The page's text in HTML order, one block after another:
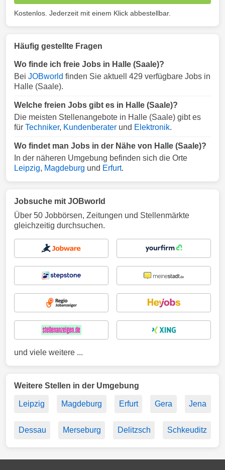
Kostenlos. Jederzeit mit einem Klick abbestellbar.
Häufig gestellte Fragen
Wo finde ich freie Jobs in Halle (Saale)?
Bei JOBworld finden Sie aktuell 429 verfügbare Jobs in
Halle (Saale).
Welche freien Jobs gibt es in Halle (Saale)?
Die meisten Stellenangebote in Halle (Saale) gibt es
für Techniker, Kundenberater und Elektronik.
Wo findet man Jobs in der Nähe von Halle (Saale)?
In der näheren Umgebung befinden sich die Orte
Leipzig, Magdeburg und Erfurt.
Jobsuche mit JOBworld
Über 50 Jobbörsen, Zeitungen und Stellenmärkte
gleichzeitig durchsuchen.
und viele weitere ...
Weitere Stellen in der Umgebung
Leipzig Magdeburg Erfurt Gera Jena
Dessau Merseburg Delitzsch Schkeuditz